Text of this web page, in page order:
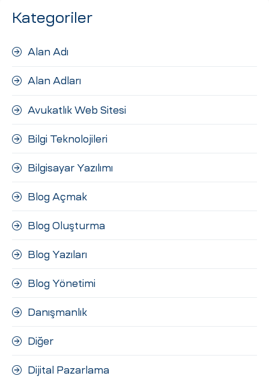
Kategoriler
Alan Adı
Alan Adları
Avukatlık Web Sitesi
Bilgi Teknolojileri
Bilgisayar Yazılımı
Blog Açmak
Blog Oluşturma
Blog Yazıları
Blog Yönetimi
Danışmanlık
Diğer
Dijital Pazarlama